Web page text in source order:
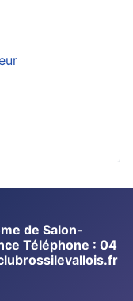
de Salon-
Téléphone : 04